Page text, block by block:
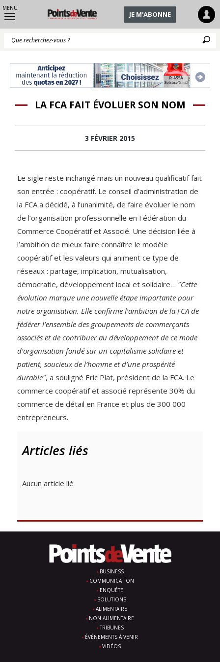
MENU
JE M'ABONNE
LA FCA FAIT ÉVOLUER SON NOM
3 FÉVRIER 2015
Le sigle reste inchangé mais un nouveau qualificatif fait
son entrée : coopératif. Le conseil d’administration de
la FCA a décidé, à l’unanimité, de faire évoluer le nom
de l’organisation professionnelle en Fédération du
Commerce Coopératif et Associé. Une décision liée à
l’ambition de mieux faire connaître le modèle
coopératif et les valeurs qui animent ce type de
réseaux : partage, implication, mutualisation,
démocratie, développement local et solidaire… "Cette
évolution marque une nouvelle étape importante pour
notre organisation. Elle confirme l’ambition de la FCA de
fédérer l’ensemble des groupements de commerçants
associés et de contribuer au développement de ce mode
d’organisation fondé sur un capitalisme solidaire et
patient, soucieux de l’homme et d’une prospérité
durable", a souligné Eric Plat, président de la FCA. Le
commerce coopératif et associé représente 30% du
commerce de détail en France et plus de 300 000
entrepreneurs.
Articles liés
Aucun article lié
BUSINESS
COMMUNICATION
ENQUÊTE
SOLUTIONS
ALIMENTAIRE
NON ALIMENTAIRE
TRIBUNES
ÉVÉNEMENTS À VENIR
VIDÉOS